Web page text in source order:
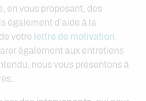
en vous proposant, des
également d’aide à la
votre lettre de motivation
également aux entretiens
nous vous présentons à